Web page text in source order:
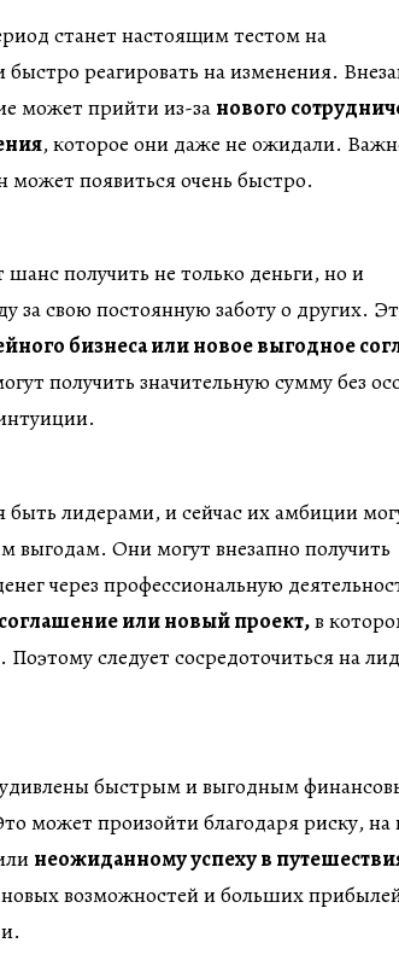
станет настоящим тестом на
реагировать на изменения.
может прийти из-за нового
, которое они даже не ожидали.
может появиться очень быстро.
шанс получить не только деньги, но и
за свою постоянную заботу о других.
бизнеса или новое выгодное
получить значительную сумму без
быть лидерами, и сейчас их амбиции
выгодам. Они могут внезапно получить
через профессиональную
или новый проект,в
следует сосредоточиться на
быстрым и выгодным
может произойти благодаря риску,
неожиданному успеху в
возможностей и больших